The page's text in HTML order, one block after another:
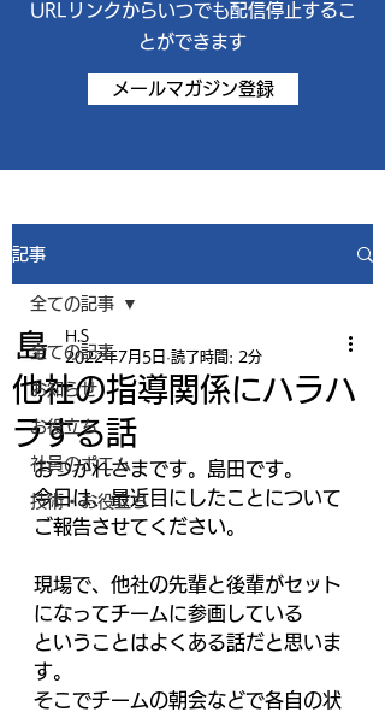
URLリンクからいつでも配信停止するこ
とができます
メールマガジン登録
記事
全ての記事
お知らせ
お役立ち
社員のポエム
技術・お役立ち
全ての記事
他社の指導関係にハラハ
ラする話
H.S
2022年7月5日 読了時間: 2分
おつかれさまです。島田です。
今日は、最近目にしたことについて
ご報告させてください。
現場で、他社の先輩と後輩がセット
になってチームに参画している
ということはよくある話だと思いま
す。
そこでチームの朝会などで各自の状